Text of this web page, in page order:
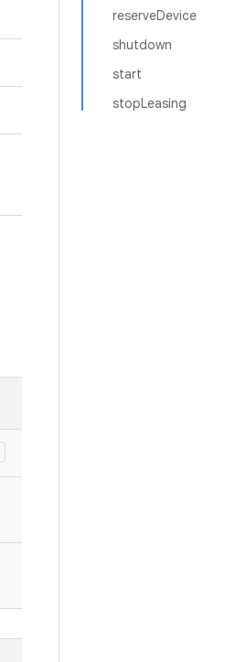
reserveDevice
shutdown
start
stopLeasing